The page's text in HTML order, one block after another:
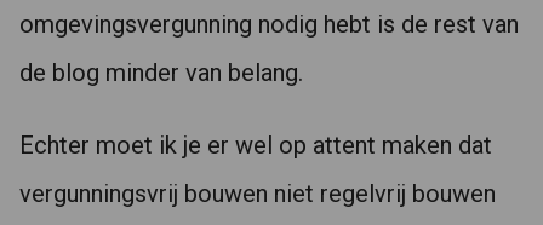
omgevingsvergunning nodig hebt is de rest van
de blog minder van belang.
Echter moet ik je er wel op attent maken dat
vergunningsvrij bouwen niet regelvrij bouwen